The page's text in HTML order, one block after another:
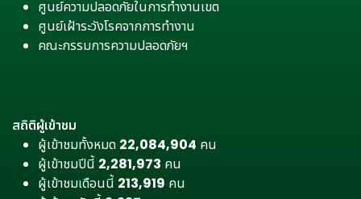
ศูนย์ความปลอดภัยในการทำงานเขต
ศูนย์เฝ้าระวังโรคจากการทำงาน
คณะกรรมการความปลอดภัยฯ
สถิติผู้เข้าชม
ผู้เข้าชมทั้งหมด 22,084,904 คน
ผู้เข้าชมปีนี้ 2,281,973 คน
ผู้เข้าชมเดือนนี้ 213,919 คน